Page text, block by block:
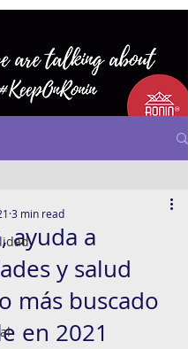
ayuda a
y salud
más buscado
en 2021
3 min read